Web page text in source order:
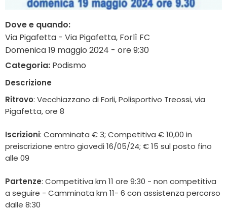
Dove e quando:
Via Pigafetta - Via Pigafetta, Forlì FC
Domenica 19 maggio 2024 - ore 9:30
Categoria: Podismo
Descrizione
Ritrovo: Vecchiazzano di Forli, Polisportivo Treossi, via
Pigafetta, ore 8
Iscrizioni: Camminata € 3; Competitiva € 10,00 in
preiscrizione entro giovedi 16/05/24; € 15 sul posto fino
alle 09
Partenze: Competitiva km 11 ore 9:30 - non competitiva
a seguire - Camminata km 11- 6 con assistenza percorso
dalle 8:30